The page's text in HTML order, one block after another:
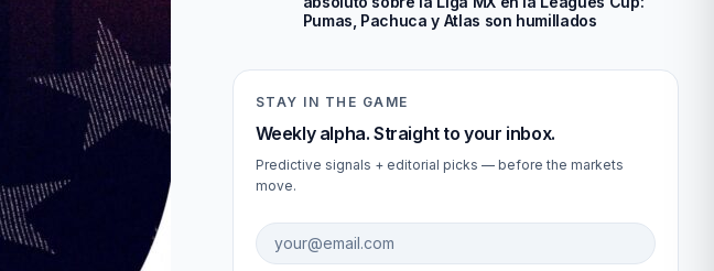
Pumas, Pachuca y Atlas son humillados
STAY IN THE GAME
Weekly alpha. Straight to your inbox.
Predictive signals + editorial picks — before the markets
move.
Email address